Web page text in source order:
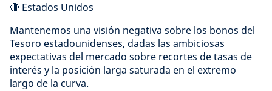
🔴 Estados Unidos
Mantenemos una visión negativa sobre los bonos del
Tesoro estadounidenses, dadas las ambiciosas
expectativas del mercado sobre recortes de tasas de
interés y la posición larga saturada en el extremo
largo de la curva.